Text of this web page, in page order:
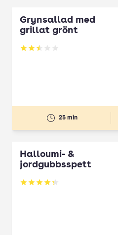
Grynsallad med
grillat grönt
Betyg: 2.5 av 5
25 min
Halloumi- &
jordgubbsspett
Betyg: 4.3 av 5